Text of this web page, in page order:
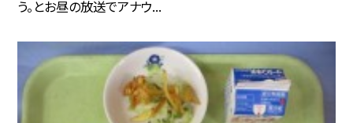
う。とお昼の放送でアナウ...